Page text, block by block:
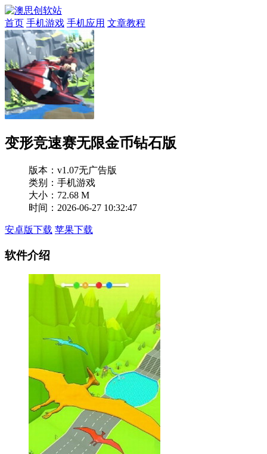
首页 手机游戏 手机应用 文章教程
变形竞速赛无限金币钻石版
版本： v1.07无广告版
类别：手机游戏
大小：72.68 M
时间：2026-06-27 10:32:47
安卓版下载 苹果下载
软件介绍